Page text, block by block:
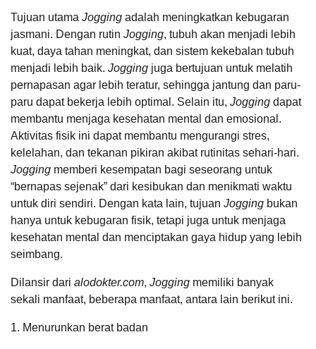
Tujuan utama Jogging adalah meningkatkan kebugaran
jasmani. Dengan rutin Jogging, tubuh akan menjadi lebih
kuat, daya tahan meningkat, dan sistem kekebalan tubuh
menjadi lebih baik. Jogging juga bertujuan untuk melatih
pernapasan agar lebih teratur, sehingga jantung dan paru-
paru dapat bekerja lebih optimal. Selain itu, Jogging dapat
membantu menjaga kesehatan mental dan emosional.
Aktivitas fisik ini dapat membantu mengurangi stres,
kelelahan, dan tekanan pikiran akibat rutinitas sehari-hari.
Jogging memberi kesempatan bagi seseorang untuk
“bernapas sejenak” dari kesibukan dan menikmati waktu
untuk diri sendiri. Dengan kata lain, tujuan Jogging bukan
hanya untuk kebugaran fisik, tetapi juga untuk menjaga
kesehatan mental dan menciptakan gaya hidup yang lebih
seimbang.
Dilansir dari alodokter.com, Jogging memiliki banyak
sekali manfaat, beberapa manfaat, antara lain berikut ini.
1. Menurunkan berat badan